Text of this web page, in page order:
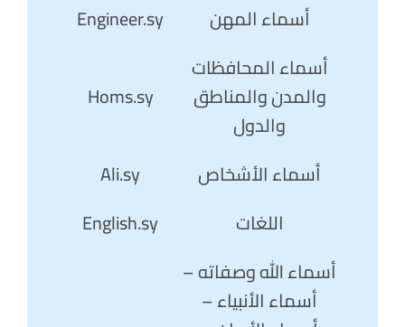
أسماء المهن
Engineer.sy
أسماء المحافظات
والمدن والمناطق
والدول
Homs.sy
أسماء الأشخاص
Ali.sy
اللغات
English.sy
أسماء الله وصفاته –
أسماء الأنبياء –